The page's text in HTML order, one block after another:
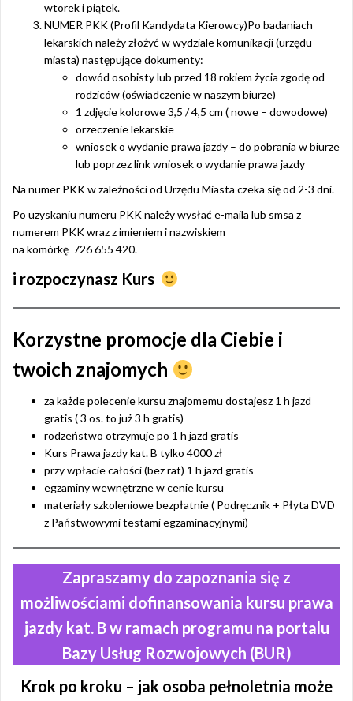
wtorek i piątek.
NUMER PKK (Profil Kandydata Kierowcy)Po badaniach
lekarskich należy złożyć w wydziale komunikacji (urzędu
miasta) następujące dokumenty:
dowód osobisty lub przed 18 rokiem życia zgodę od
rodziców (oświadczenie w naszym biurze)
1 zdjęcie kolorowe 3,5 / 4,5 cm ( nowe – dowodowe)
orzeczenie lekarskie
wniosek o wydanie prawa jazdy – do pobrania w biurze
lub poprzez link wniosek o wydanie prawa jazdy
Na numer PKK w zależności od Urzędu Miasta czeka się od 2-3 dni.
Po uzyskaniu numeru PKK należy wysłać e-maila lub smsa z
numerem PKK wraz z imieniem i nazwiskiem
na komórkę 726 655 420.
i rozpoczynasz Kurs
Korzystne promocje dla Ciebie i
twoich znajomych
za każde polecenie kursu znajomemu dostajesz 1 h jazd
gratis ( 3 os. to już 3 h gratis)
rodzeństwo otrzymuje po 1 h jazd gratis
Kurs Prawa jazdy kat. B tylko 4000 zł
przy wpłacie całości (bez rat) 1 h jazd gratis
egzaminy wewnętrzne w cenie kursu
materiały szkoleniowe bezpłatnie ( Podręcznik + Płyta DVD
z Państwowymi testami egzaminacyjnymi)
Zapraszamy do zapoznania się z
możliwościami dofinansowania kursu prawa
jazdy kat. B w ramach programu na portalu
Bazy Usług Rozwojowych (BUR)
Krok po kroku – jak osoba pełnoletnia może